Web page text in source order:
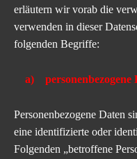
erläutern wir vorab die
verwenden in dieser
folgenden Begriffe:
a) personenbezogene
Personenbezogene Daten
eine identifizierte oder
Folgenden „betroffene